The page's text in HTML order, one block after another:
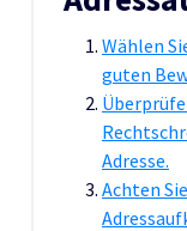
Wählen
guten
Adresse.
Achten